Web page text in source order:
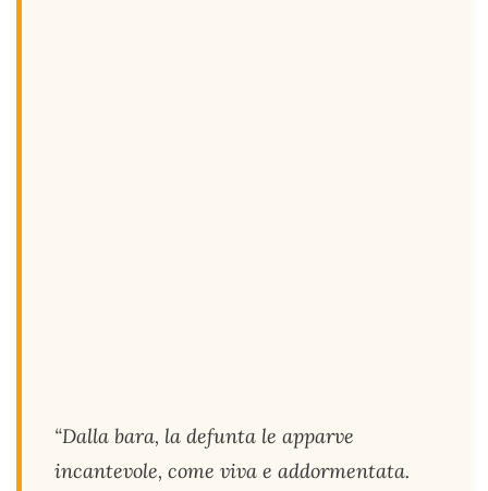
“Dalla bara, la defunta le apparve
incantevole, come viva e addormentata.